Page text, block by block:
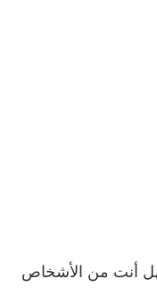
أنت من الأشخاص